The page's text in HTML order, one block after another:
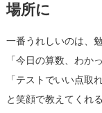
場所に
一番うれしいのは、
「今日の算数、わか
「テストでいい点取
と笑顔で教えてくれ